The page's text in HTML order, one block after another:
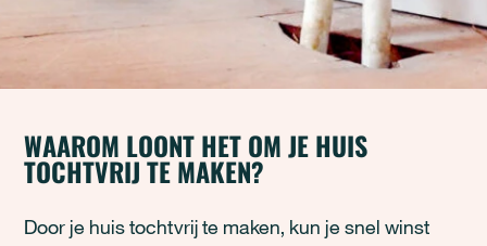
WAAROM LOONT HET OM JE HUIS
TOCHTVRIJ TE MAKEN?
Door je huis tochtvrij te maken, kun je snel winst